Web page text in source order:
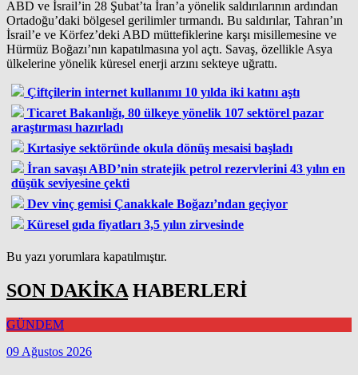
ABD ve İsrail’in 28 Şubat’ta İran’a yönelik saldırılarının ardından
Ortadoğu’daki bölgesel gerilimler tırmandı. Bu saldırılar, Tahran’ın
İsrail’e ve Körfez’deki ABD müttefiklerine karşı misillemesine ve
Hürmüz Boğazı’nın kapatılmasına yol açtı. Savaş, özellikle Asya
ülkelerine yönelik küresel enerji arzını sekteye uğrattı.
Çiftçilerin internet kullanımı 10 yılda iki katını aştı
Ticaret Bakanlığı, 80 ülkeye yönelik 107 sektörel pazar
araştırması hazırladı
Kırtasiye sektöründe okula dönüş mesaisi başladı
İran savaşı ABD’nin stratejik petrol rezervlerini 43 yılın en
düşük seviyesine çekti
Dev vinç gemisi Çanakkale Boğazı’ndan geçiyor
Küresel gıda fiyatları 3,5 yılın zirvesinde
Bu yazı yorumlara kapatılmıştır.
SON DAKİKA HABERLERİ
GÜNDEM
09 Ağustos 2026